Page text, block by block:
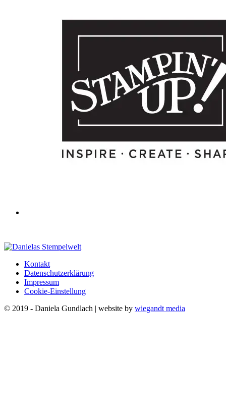
Kontakt
Datenschutzerklärung
Impressum
Cookie-Einstellung
© 2019 - Daniela Gundlach | website by wiegandt media